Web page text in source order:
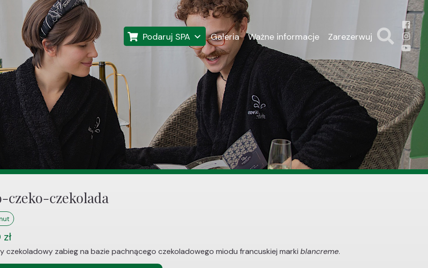
Podaruj SPA Galeria Ważne informacje Zarezerwuj
czeko-czekolada
zł
czekoladowy zabieg na bazie pachnącego czekoladowego miodu francuskiej marki blancreme.